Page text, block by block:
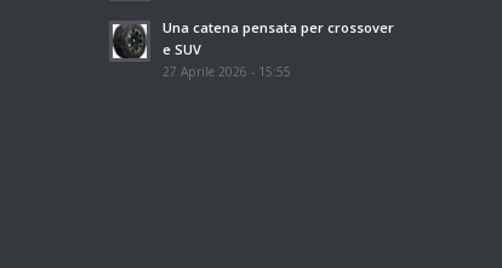
Una catena pensata per crossover
e SUV
27 Aprile 2026 - 15:55